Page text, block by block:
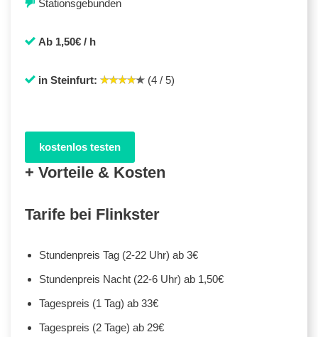
Stationsgebunden
Ab 1,50€ / h
in Steinfurt: (4 / 5)
kostenlos testen
+ Vorteile & Kosten
Tarife bei Flinkster
Stundenpreis Tag (2-22 Uhr) ab 3€
Stundenpreis Nacht (22-6 Uhr) ab 1,50€
Tagespreis (1 Tag) ab 33€
Tagespreis (2 Tage) ab 29€